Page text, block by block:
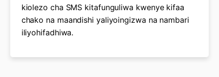
kiolezo cha SMS kitafunguliwa kwenye kifaa
chako na maandishi yaliyoingizwa na nambari
iliyohifadhiwa.